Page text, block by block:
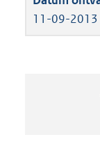
11-09-2013